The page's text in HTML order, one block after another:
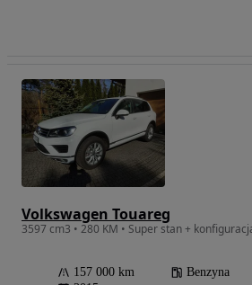
Volkswagen Touareg
157 000 km Benzyna